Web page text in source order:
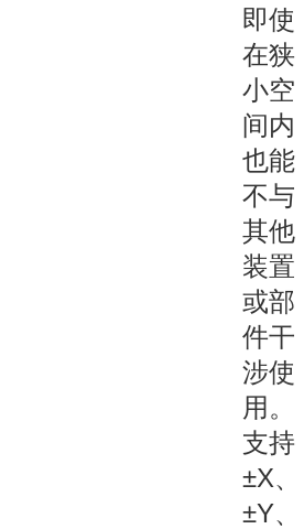
即使
在狭
小空
间内
也能
不与
其他
装置
或部
件干
涉使
用。
支持
±X、
±Y、